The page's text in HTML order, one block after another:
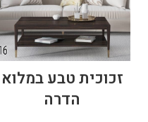
זכוכית טבע במלוא
הדרה